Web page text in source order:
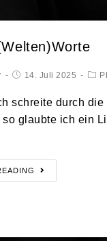
14. Juli 2025
schreite durch
glaubte ich ein